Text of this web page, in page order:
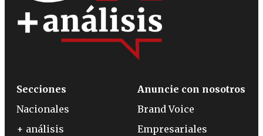
Secciones
Nacionales
+ análisis
Anuncie con nosotros
Brand Voice
Empresariales